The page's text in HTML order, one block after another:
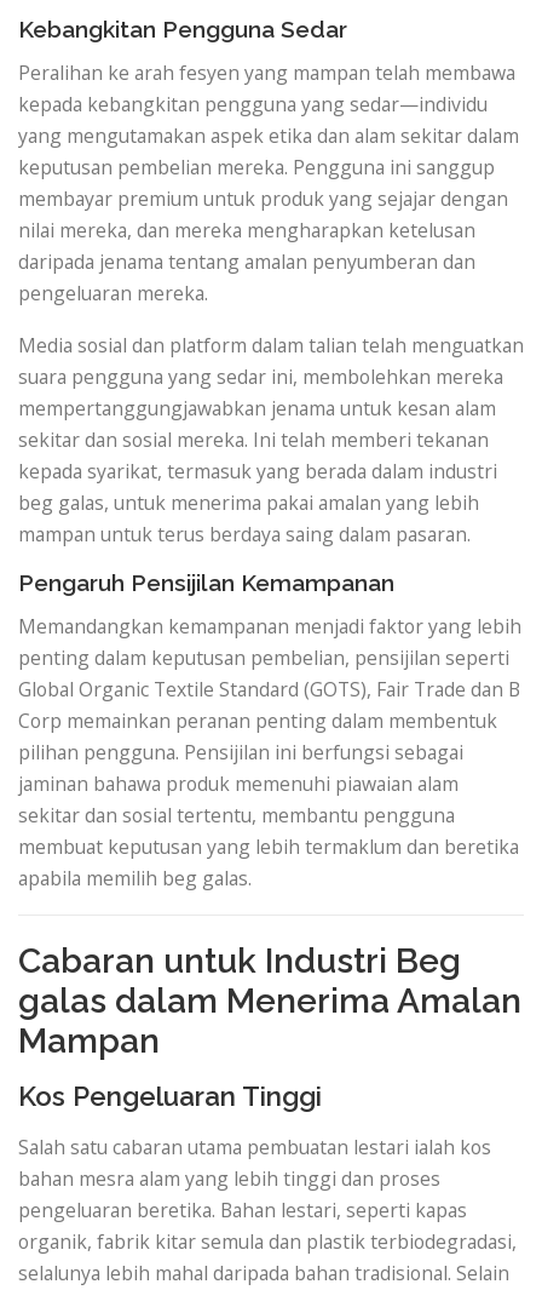
Kebangkitan Pengguna Sedar
Peralihan ke arah fesyen yang mampan telah membawa
kepada kebangkitan pengguna yang sedar—individu
yang mengutamakan aspek etika dan alam sekitar dalam
keputusan pembelian mereka. Pengguna ini sanggup
membayar premium untuk produk yang sejajar dengan
nilai mereka, dan mereka mengharapkan ketelusan
daripada jenama tentang amalan penyumberan dan
pengeluaran mereka.
Media sosial dan platform dalam talian telah menguatkan
suara pengguna yang sedar ini, membolehkan mereka
mempertanggungjawabkan jenama untuk kesan alam
sekitar dan sosial mereka. Ini telah memberi tekanan
kepada syarikat, termasuk yang berada dalam industri
beg galas, untuk menerima pakai amalan yang lebih
mampan untuk terus berdaya saing dalam pasaran.
Pengaruh Pensijilan Kemampanan
Memandangkan kemampanan menjadi faktor yang lebih
penting dalam keputusan pembelian, pensijilan seperti
Global Organic Textile Standard (GOTS), Fair Trade dan B
Corp memainkan peranan penting dalam membentuk
pilihan pengguna. Pensijilan ini berfungsi sebagai
jaminan bahawa produk memenuhi piawaian alam
sekitar dan sosial tertentu, membantu pengguna
membuat keputusan yang lebih termaklum dan beretika
apabila memilih beg galas.
Cabaran untuk Industri Beg
galas dalam Menerima Amalan
Mampan
Kos Pengeluaran Tinggi
Salah satu cabaran utama pembuatan lestari ialah kos
bahan mesra alam yang lebih tinggi dan proses
pengeluaran beretika. Bahan lestari, seperti kapas
organik, fabrik kitar semula dan plastik terbiodegradasi,
selalunya lebih mahal daripada bahan tradisional. Selain